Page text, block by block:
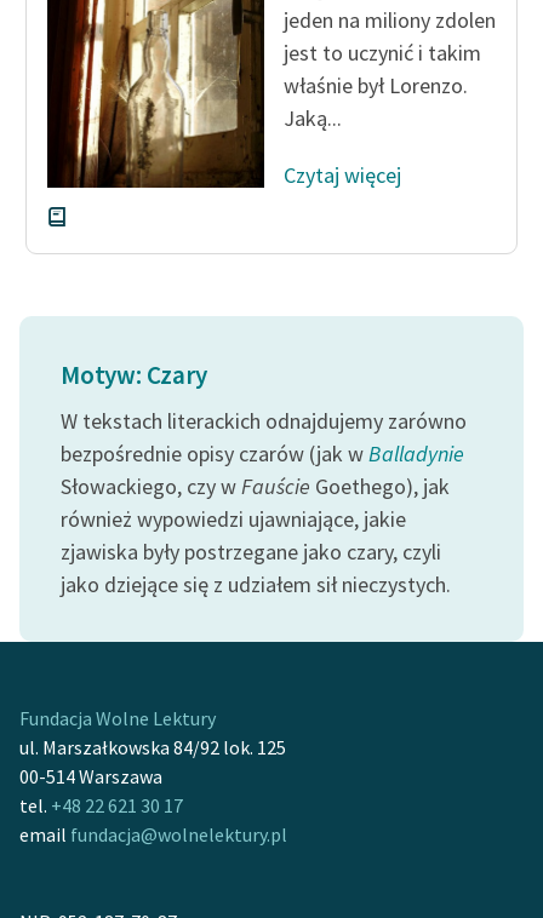
do domeny publicznej,
lektur szkolnych oraz
Starego Testamentu
Odkurzamy bohaterów
Szkoła Poezji Wolnych
Lektur
O nas
Zasady wykorzystania
Wolnych Lektur
Logotypy
Regulamin biblioteki
Dane fundacji i
sprawozdania finansowe
Regulamin darowizn
wrażliwych
jeden na miliony zdolen
jest to uczynić i takim
właśnie był Lorenzo.
Jaką...
Czytaj więcej
Motyw: Czary
W tekstach literackich odnajdujemy zarówno
bezpośrednie opisy czarów (jak wBalladynie
Słowackiego, czy wFauście Goethego), jak
również wypowiedzi ujawniające, jakie
zjawiska były postrzegane jako czary, czyli
jako dziejące się z udziałem sił nieczystych.
Fundacja Wolne Lektury
ul. Marszałkowska 84/92 lok. 125
00-514 Warszawa
tel. +48 22 621 30 17
email fundacja@wolnelektury.pl